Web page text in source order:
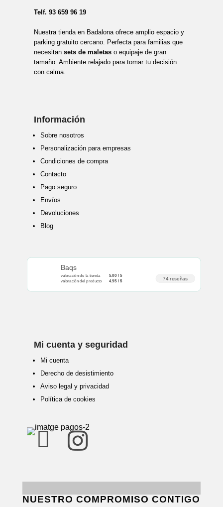
Telf. 93 659 96 19
Nuestra tienda en Badalona ofrece amplio espacio y
parking gratuito cercano. Perfecta para familias que
necesitan sets de maletaso equipaje de gran
tamaño. Ambiente relajado para tomar tu decisión
con calma.
Información
Sobre nosotros
Personalización para empresas
Condiciones de compra
Contacto
Pago seguro
Envíos
Devoluciones
Blog
Baqs
valoración de la tienda 5.00 / 5
valoración del producto 4.95 / 5 74 reseñas
Mi cuenta y seguridad
Mi cuenta
Derecho de desistimiento
Aviso legal y privacidad
Política de cookies
 
NUESTRO COMPROMISO CONTIGO